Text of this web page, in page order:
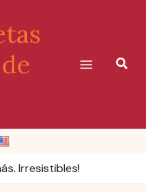
Irresistibles!